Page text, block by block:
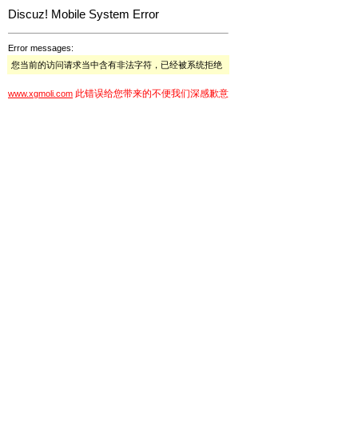
Discuz! Mobile System Error
Error messages:
您当前的访问请求当中含有非法字符，已经被系统拒绝
www.xgmoli.com 此错误给您带来的不便我们深感歉意